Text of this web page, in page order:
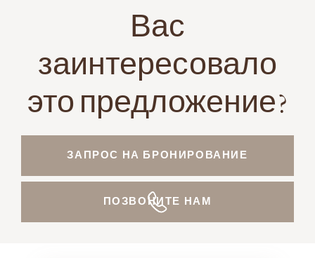
Вас
заинтересовало
это предложение?
ЗАПРОС НА БРОНИРОВАНИЕ
ПОЗВОНИТЕ НАМ